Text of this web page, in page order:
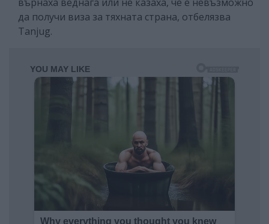
да получи виза за тяхната страна, отбелязва
Tanjug.